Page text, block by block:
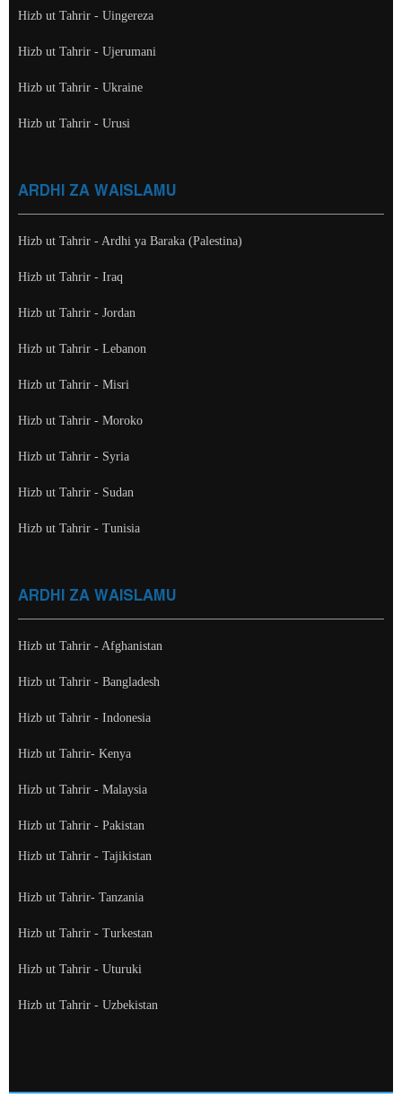
Hizb ut Tahrir - Uingereza
Hizb ut Tahrir - Ujerumani
Hizb ut Tahrir - Ukraine
Hizb ut Tahrir - Urusi
ARDHI ZA WAISLAMU
Hizb ut Tahrir - Ardhi ya Baraka (Palestina)
Hizb ut Tahrir - Iraq
Hizb ut Tahrir - Jordan
Hizb ut Tahrir - Lebanon
Hizb ut Tahrir - Misri
Hizb ut Tahrir - Moroko
Hizb ut Tahrir - Syria
Hizb ut Tahrir - Sudan
Hizb ut Tahrir - Tunisia
ARDHI ZA WAISLAMU
Hizb ut Tahrir - Afghanistan
Hizb ut Tahrir - Bangladesh
Hizb ut Tahrir - Indonesia
Hizb ut Tahrir- Kenya
Hizb ut Tahrir - Malaysia
Hizb ut Tahrir - Pakistan
Hizb ut Tahrir - Tajikistan
Hizb ut Tahrir- Tanzania
Hizb ut Tahrir - Turkestan
Hizb ut Tahrir - Uturuki
Hizb ut Tahrir - Uzbekistan